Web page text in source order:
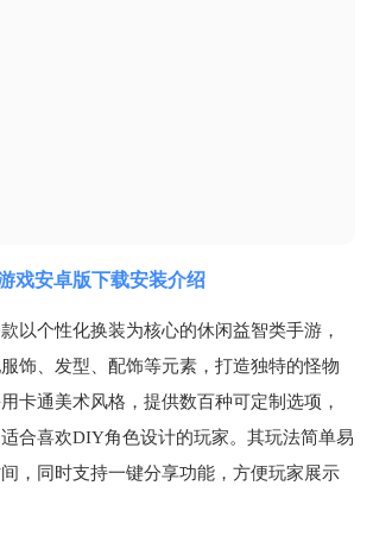
戏安卓版下载安装介绍
以个性化换装为核心的休闲益智类手游，
饰、发型、配饰等元素，打造独特的怪物
卡通美术风格，提供数百种可定制选项，
合喜欢DIY角色设计的玩家‌。其玩法简单易
间，同时支持一键分享功能，方便玩家展示